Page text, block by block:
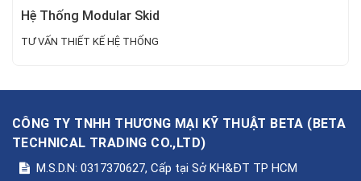
Hệ Thống Modular Skid
TƯ VẤN THIẾT KẾ HỆ THỐNG
CÔNG TY TNHH THƯƠNG MẠI KỸ THUẬT BETA (BETA
TECHNICAL TRADING CO.,LTD)
M.S.D.N: 0317370627, Cấp tại Sở KH&ĐT TP HCM